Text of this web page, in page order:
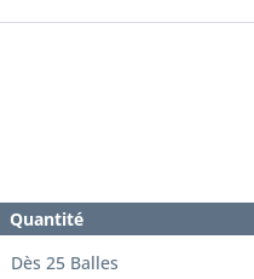
Quantité
Dès25 Balles